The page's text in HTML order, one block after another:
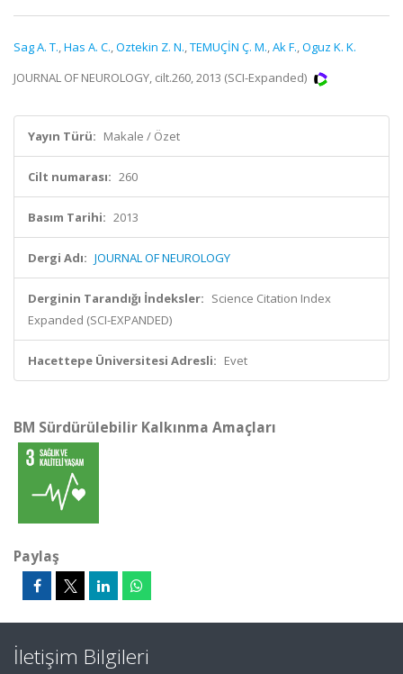
Sag A. T.,Has A. C.,Oztekin Z. N.,TEMUÇİN Ç. M.,Ak F.,Oguz K. K.
JOURNAL OF NEUROLOGY, cilt.260, 2013 (SCI-Expanded)
Yayın Türü: Makale / Özet
Cilt numarası: 260
Basım Tarihi: 2013
Dergi Adı: JOURNAL OF NEUROLOGY
Derginin Tarandığı İndeksler: Science Citation Index
Expanded (SCI-EXPANDED)
Hacettepe Üniversitesi Adresli: Evet
BM Sürdürülebilir Kalkınma Amaçları
Paylaş
İletişim Bilgileri